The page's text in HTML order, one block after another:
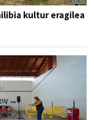
kultur eragilea